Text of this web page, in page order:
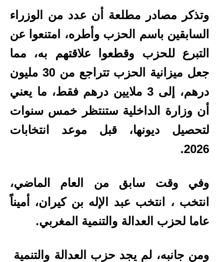
وتذكر مصادر مطلعة أن عدد من الوزراء
السابقين باسم الحزب وأطره، امتنعوا عن
التبرع للحزب وقطعوا علاقتهم به، مما
جعل ميزانية الحزب تتراجع من 30 مليون
درهم، إلى 3 ملايين درهم فقط، ما يعني
أن وزارة الداخلية ستنتظر خمس سنوات
لتحصيل ديونها، قبل موعد انتخابات
2026.
وفي وقت سابق من العام الماضي،
انتخب ، انتخب عبد الإله بن كيران، أميناً
عاما لحزب العدالة والتنمية المغربي.
ومن جانبه، لم يجد حزب العدالة والتنمية